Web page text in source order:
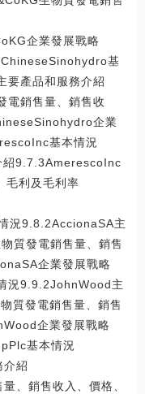
企業發展戰略
基
產品和服務介紹
銷售量、銷售收
企業
基本情況
紹9.7.3AmerescoInc
毛利及毛利率
況9.8.2AccionaSA主
質發電銷售量、銷售
企業發展戰略
況9.9.2JohnWood主
質發電銷售量、銷售
企業發展戰略
基本情況
紹
、銷售收入、價格、